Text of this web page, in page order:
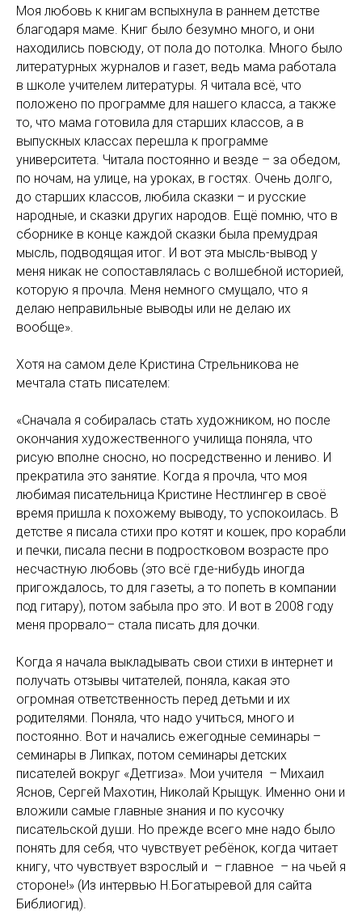
Моя любовь к книгам вспыхнула в раннем детстве
благодаря маме. Книг было безумно много, и они
находились повсюду, от пола до потолка. Много было
литературных журналов и газет, ведь мама работала
в школе учителем литературы. Я читала всё, что
положено по программе для нашего класса, а также
то, что мама готовила для старших классов, а в
выпускных классах перешла к программе
университета. Читала постоянно и везде – за обедом,
по ночам, на улице, на уроках, в гостях. Очень долго,
до старших классов, любила сказки – и русские
народные, и сказки других народов. Ещё помню, что в
сборнике в конце каждой сказки была премудрая
мысль, подводящая итог. И вот эта мысль-вывод у
меня никак не сопоставлялась с волшебной историей,
которую я прочла. Меня немного смущало, что я
делаю неправильные выводы или не делаю их
вообще».
Хотя на самом деле Кристина Стрельникова не
мечтала стать писателем:
«Сначала я собиралась стать художником, но после
окончания художественного училища поняла, что
рисую вполне сносно, но посредственно и лениво. И
прекратила это занятие. Когда я прочла, что моя
любимая писательница Кристине Нестлингер в своё
время пришла к похожему выводу, то успокоилась. В
детстве я писала стихи про котят и кошек, про корабли
и печки, писала песни в подростковом возрасте про
несчастную любовь (это всё где-нибудь иногда
пригождалось, то для газеты, а то попеть в компании
под гитару), потом забыла про это. И вот в 2008 году
меня прорвало– стала писать для дочки.
Когда я начала выкладывать свои стихи в интернет и
получать отзывы читателей, поняла, какая это
огромная ответственность перед детьми и их
родителями. Поняла, что надо учиться, много и
постоянно. Вот и начались ежегодные семинары –
семинары в Липках, потом семинары детских
писателей вокруг «Детгиза». Мои учителя – Михаил
Яснов, Сергей Махотин, Николай Крыщук. Именно они и
вложили самые главные знания и по кусочку
писательской души. Но прежде всего мне надо было
понять для себя, что чувствует ребёнок, когда читает
книгу, что чувствует взрослый и – главное – на чьей я
стороне!» (Из интервью Н.Богатыревой для сайта
Библиогид).